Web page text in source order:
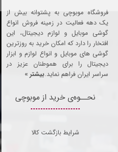
نحــوه‌ی خرید از موبوچی
شرایط بازگشت کالا
فروشگاه موبوچی به پشتوانه بیش از
یک دهه فعالیت در زمینه فروش انواع
گوشی موبایل و لوازم دیجیتال، این
افتخار را دارد که امکان خرید به روزترین
گوشی های موبایل و انواع لوازم و ابزار
دیجیتال را برای هموطنان عزیز در
سراسر ایران فراهم نماید.بیشتر »